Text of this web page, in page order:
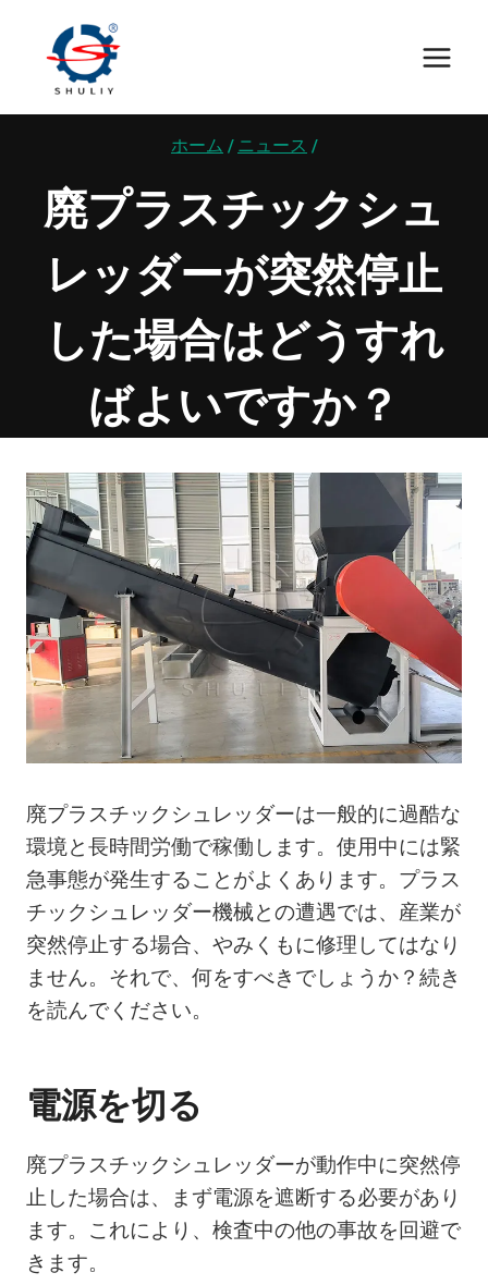
ス
ホーム / ニュース /
廃プラスチックシュ
レッダーが突然停止
した場合はどうすれ
ばよいですか？
廃プラスチックシュレッダーは一般的に過酷な
環境と長時間労働で稼働します。使用中には緊
急事態が発生することがよくあります。プラス
チックシュレッダー機械との遭遇では、産業が
突然停止する場合、やみくもに修理してはなり
ません。それで、何をすべきでしょうか？続き
を読んでください。
電源を切る
廃プラスチックシュレッダーが動作中に突然停
止した場合は、まず電源を遮断する必要があり
ます。これにより、検査中の他の事故を回避で
きます。